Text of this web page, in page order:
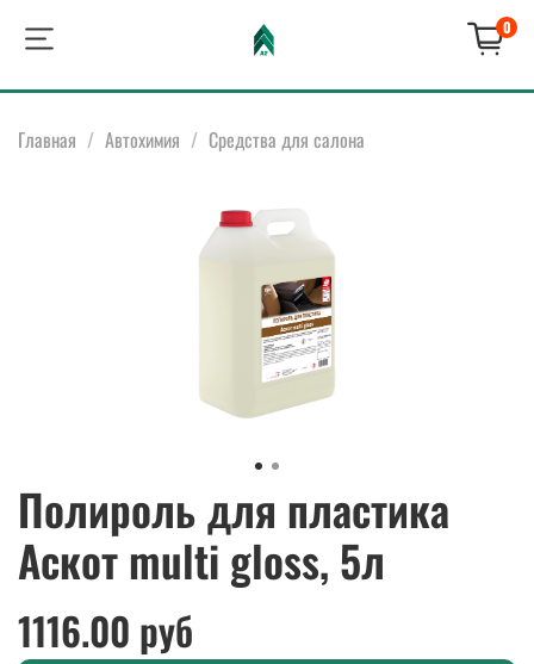
0
Главная Автохимия Средства для салона
Полироль для пластика
Аскот multi gloss, 5л
1116.00 руб